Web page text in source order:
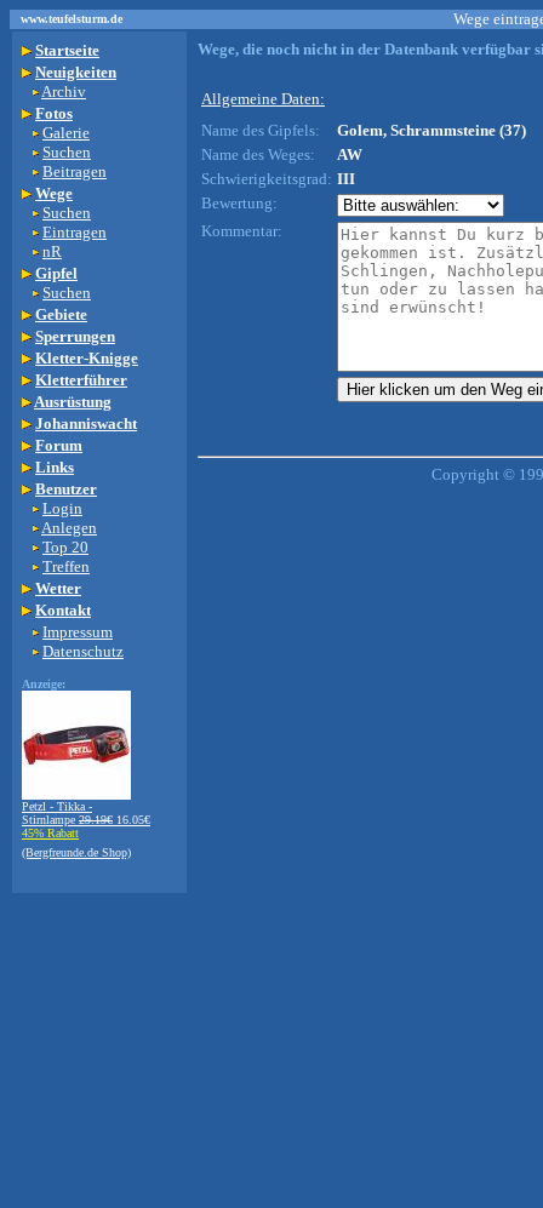
www.teufelsturm.de
Wege
Startseite
Neuigkeiten
Archiv
Fotos
Galerie
Suchen
Beitragen
Wege
Suchen
Eintragen
nR
Gipfel
Suchen
Gebiete
Sperrungen
Kletter-Knigge
Kletterführer
Ausrüstung
Johanniswacht
Forum
Links
Benutzer
Login
Anlegen
Top 20
Treffen
Wetter
Kontakt
Impressum
Datenschutz
Anzeige:
Petzl - Tikka -
Stirnlampe 29.19€ 16.05€
45% Rabatt
(Bergfreunde.de Shop)
Wege, die noch nicht in der Datenbank verfügbar
Allgemeine Daten:
Name des Gipfels:
Golem, Schrammsteine (37)
Name des Weges:
AW
Schwierigkeitsgrad: III
Bewertung:
Kommentar:
Copyright ©